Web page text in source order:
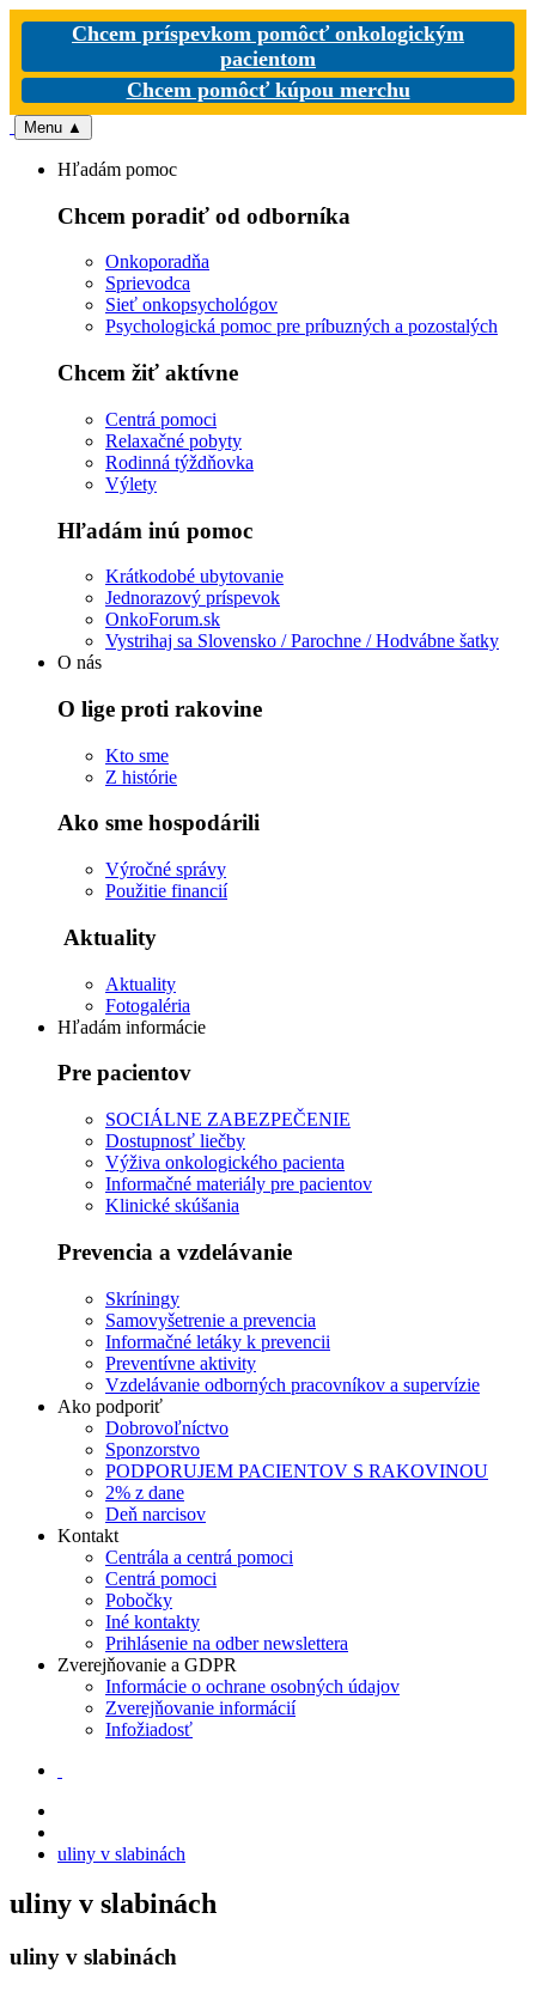
Chcem príspevkom pomôcť onkologickým
pacientom
Chcem pomôcť kúpou merchu
Menu ▲
Hľadám pomoc
Chcem poradiť od odborníka
Onkoporadňa
Sprievodca
Sieť onkopsychológov
Psychologická pomoc pre príbuzných a pozostalých
Chcem žiť aktívne
Centrá pomoci
Relaxačné pobyty
Rodinná týždňovka
Výlety
Hľadám inú pomoc
Krátkodobé ubytovanie
Jednorazový príspevok
OnkoForum.sk
Vystrihaj sa Slovensko / Parochne / Hodvábne šatky
O nás
O lige proti rakovine
Kto sme
Z histórie
Ako sme hospodárili
Výročné správy
Použitie financií
Aktuality
Aktuality
Fotogaléria
Hľadám informácie
Pre pacientov
SOCIÁLNE ZABEZPEČENIE
Dostupnosť liečby
Výživa onkologického pacienta
Informačné materiály pre pacientov
Klinické skúšania
Prevencia a vzdelávanie
Skríningy
Samovyšetrenie a prevencia
Informačné letáky k prevencii
Preventívne aktivity
Vzdelávanie odborných pracovníkov a supervízie
Ako podporiť
Dobrovoľníctvo
Sponzorstvo
PODPORUJEM PACIENTOV S RAKOVINOU
2% z dane
Deň narcisov
Kontakt
Centrála a centrá pomoci
Centrá pomoci
Pobočky
Iné kontakty
Prihlásenie na odber newslettera
Zverejňovanie a GDPR
Informácie o ochrane osobných údajov
Zverejňovanie informácií
Infožiadosť
uliny v slabinách
uliny v slabinách
uliny v slabinách